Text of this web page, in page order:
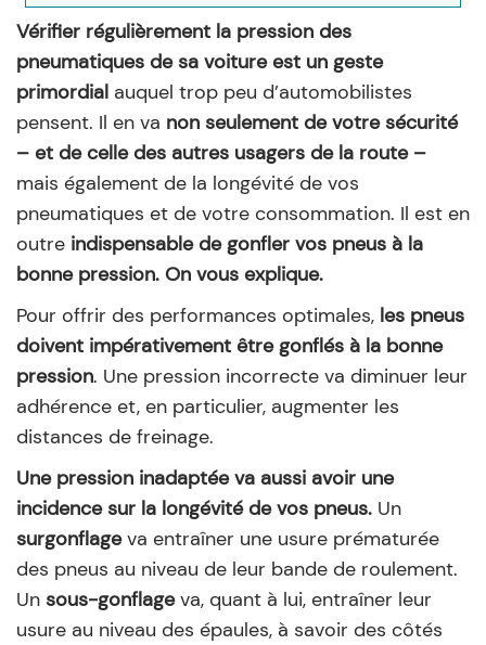
Vérifier régulièrement la pression des
pneumatiques de sa voiture est un geste
primordial auquel trop peu d’automobilistes
pensent. Il en va non seulement de votre sécurité
– et de celle des autres usagers de la route –
mais également de la longévité de vos
pneumatiques et de votre consommation. Il est en
outre indispensable de gonfler vos pneus à la
bonne pression. On vous explique.
Pour offrir des performances optimales, les pneus
doivent impérativement être gonflés à la bonne
pression. Une pression incorrecte va diminuer leur
adhérence et, en particulier, augmenter les
distances de freinage.
Une pression inadaptée va aussi avoir une
incidence sur la longévité de vos pneus. Un
surgonflageva entraîner une usure prématurée
des pneus au niveau de leur bande de roulement.
Un sous-gonflageva, quant à lui, entraîner leur
usure au niveau des épaules, à savoir des côtés